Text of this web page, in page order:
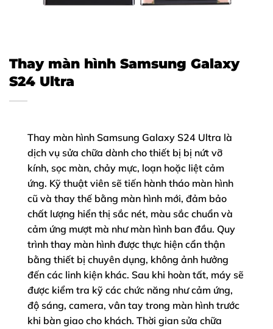
Thay màn hình Samsung Galaxy
S24 Ultra
Thay màn hình Samsung Galaxy S24 Ultra là
dịch vụ sửa chữa dành cho thiết bị bị nứt vỡ
kính, sọc màn, chảy mực, loạn hoặc liệt cảm
ứng. Kỹ thuật viên sẽ tiến hành tháo màn hình
cũ và thay thế bằng màn hình mới, đảm bảo
chất lượng hiển thị sắc nét, màu sắc chuẩn và
cảm ứng mượt mà như màn hình ban đầu. Quy
trình thay màn hình được thực hiện cẩn thận
bằng thiết bị chuyên dụng, không ảnh hưởng
đến các linh kiện khác. Sau khi hoàn tất, máy sẽ
được kiểm tra kỹ các chức năng như cảm ứng,
độ sáng, camera, vân tay trong màn hình trước
khi bàn giao cho khách. Thời gian sửa chữa